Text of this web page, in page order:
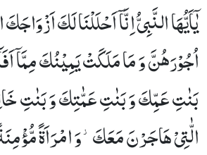
یٰۤاَیُّهَا النَّبِیُّ اِنَّاۤ اَحْلَلْنَا لَكَ
اُجُوْرَهُنَّ وَ مَا مَلَكَتْ یَمِیْنُكَ مِمَّاۤ
بَنٰتِ عَمِّكَ وَ بَنٰتِ عَمّٰتِكَ وَ بَنٰتِ
الّٰتِیْ هَاجَرْنَ مَعَكَ٘-وَ امْرَاَةً